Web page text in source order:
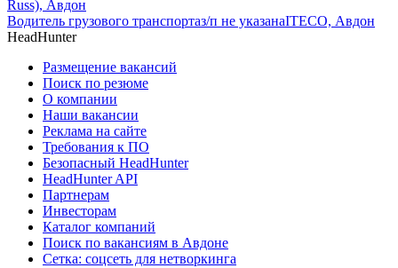
Russ), Авдон
Водитель грузового транспортаз/п не указанаITECO, Авдон
HeadHunter
Размещение вакансий
Поиск по резюме
О компании
Наши вакансии
Реклама на сайте
Требования к ПО
Безопасный HeadHunter
HeadHunter API
Партнерам
Инвесторам
Каталог компаний
Поиск по вакансиям в Авдоне
Сетка: соцсеть для нетворкинга